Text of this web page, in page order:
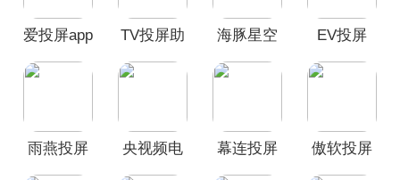
上播放移动设备中的音乐、视频、照
片，甚至进行游戏等操作。对此有需求
爱投屏app
TV投屏助
海豚星空
EV投屏
雨燕投屏
央视频电
幕连投屏
傲软投屏